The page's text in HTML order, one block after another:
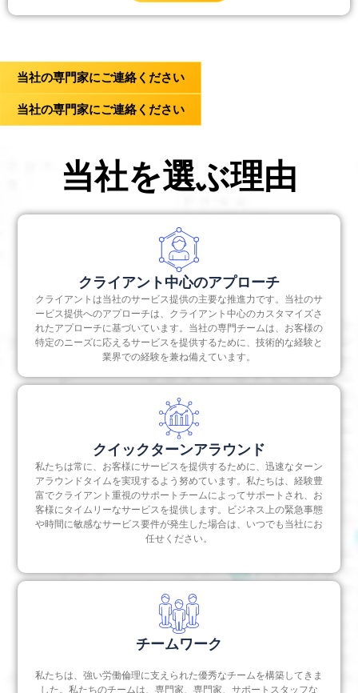
当社の専門家にご連絡ください
当社の専門家にご連絡ください
当社を選ぶ理由
クライアント中心のアプローチ
クライアントは当社のサービス提供の主要な推進力です。当社のサ
ービス提供へのアプローチは、クライアント中心のカスタマイズさ
れたアプローチに基づいています。当社の専門チームは、お客様の
特定のニーズに応えるサービスを提供するために、技術的な経験と
業界での経験を兼ね備えています。
クイックターンアラウンド
私たちは常に、お客様にサービスを提供するために、迅速なターン
アラウンドタイムを実現するよう努めています。私たちは、経験豊
富でクライアント重視のサポートチームによってサポートされ、お
客様にタイムリーなサービスを提供します。ビジネス上の緊急事態
や時間に敏感なサービス要件が発生した場合は、いつでも当社にお
任せください。
チームワーク
私たちは、強い労働倫理に支えられた優秀なチームを構築してきま
した。私たちのチームは、専門家、専門家、サポートスタッフな